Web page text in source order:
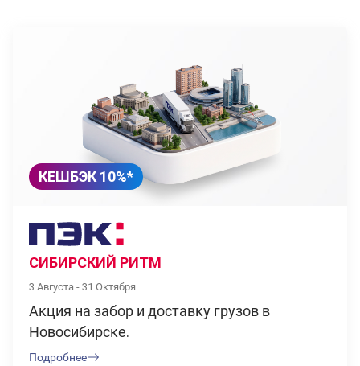
КЕШБЭК 10%*
СИБИРСКИЙ РИТМ
3 Августа - 31 Октября
Акция на забор и доставку грузов в
Новосибирске.
Подробнее